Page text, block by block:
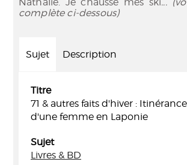
complète ci-dessous)
Sujet Description
Titre
71 & autres faits d'hiver :
d'une femme en Laponie
Sujet
Livres & BD